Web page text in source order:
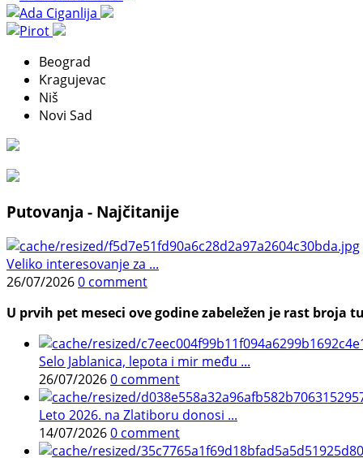
Beograd
Kragujevac
Niš
Novi Sad
Putovanja - Najčitanije
Veliko interesovanje za ...
26/07/20260 comment
U prvih pet meseci ove godine zabeležen je rast
Selo Jablanica, lepota i mir među ...
26/07/20260 comment
Leto 2026. na Zlatiboru donosi ...
14/07/20260 comment